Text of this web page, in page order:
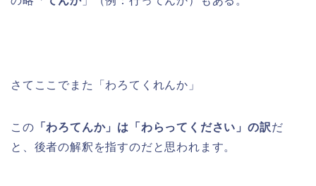
さてここでまた「わろてくれんか」
この 「わろてんか」は「わらってください」の訳だ
と、後者の解釈を指すのだと思われます。